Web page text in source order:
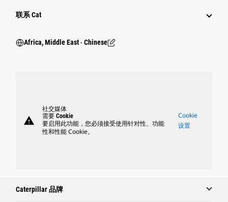
行业
联系 Cat
Africa, Middle East ‧ Chinese
warning
社交媒体
需要 Cookie
要启用此功能，您必须接受使用针对性、功能
性和性能 Cookie。
Cookie
设置
Caterpillar 品牌